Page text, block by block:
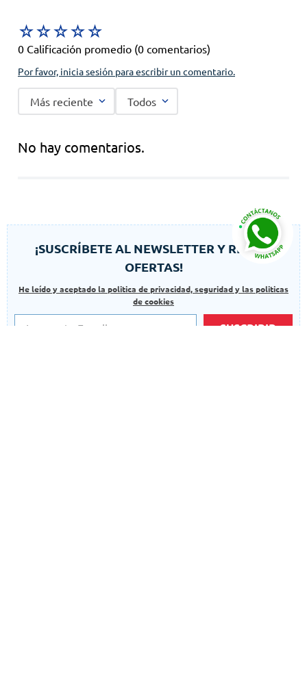
☆☆☆☆☆
0 Calificación promedio (0 comentarios)
Por favor, inicia sesión para escribir un comentario.
Más reciente Todos
No hay comentarios.
¡SUSCRÍBETE AL NEWSLETTER Y RECIBE
OFERTAS!
He leído y aceptado la politica de privacidad, seguridad y las politicas
de cookies
SUSCRIBIR